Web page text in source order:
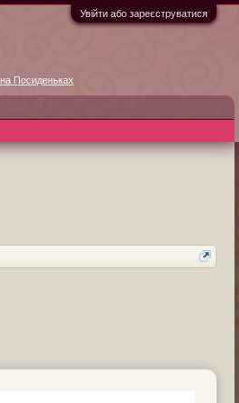
Увійти або зареєструватися
Посиденьках